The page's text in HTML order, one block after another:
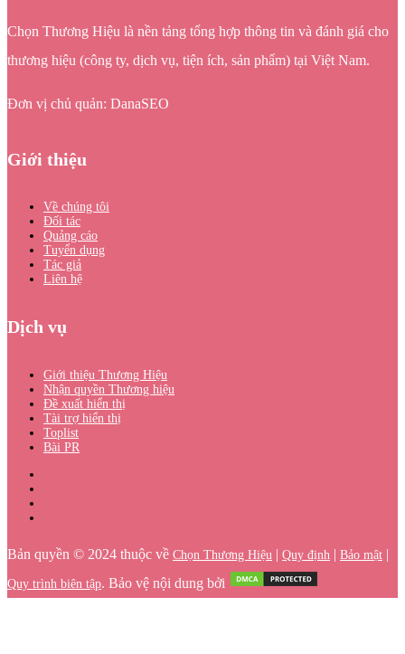
Chọn Thương Hiệu là nền tảng tổng hợp thông tin và đánh giá cho
thương hiệu (công ty, dịch vụ, tiện ích, sản phẩm) tại Việt Nam.
Đơn vị chủ quản: DanaSEO
Giới thiệu
Về chúng tôi
Đối tác
Quảng cáo
Tuyển dụng
Tác giả
Liên hệ
Dịch vụ
Giới thiệu Thương Hiệu
Nhận quyền Thương hiệu
Đề xuất hiển thị
Tài trợ hiển thị
Toplist
Bài PR
Bản quyền © 2024 thuộc về Chọn Thương Hiệu | Quy định | Bảo mật |
Quy trình biên tập. Bảo vệ nội dung bởi